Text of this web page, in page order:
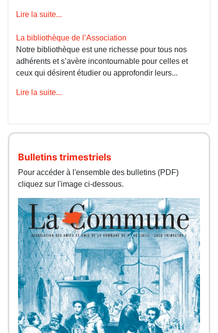
Lire la suite...
La bibliothèque de l’Association
Notre bibliothèque est une richesse pour tous nos
adhérents et s’avère incontournable pour celles et
ceux qui désirent étudier ou approfondir leurs...
Lire la suite...
Bulletins trimestriels
Pour accéder à l'ensemble des bulletins (PDF)
cliquez sur l'image ci-dessous.